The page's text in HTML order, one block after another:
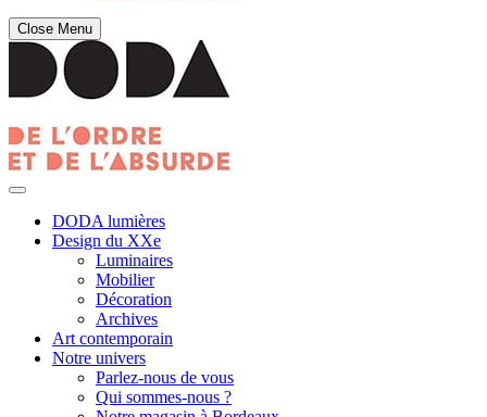
Close Menu
DODA lumières
Design du XXe
Luminaires
Mobilier
Décoration
Archives
Art contemporain
Notre univers
Parlez-nous de vous
Qui sommes-nous ?